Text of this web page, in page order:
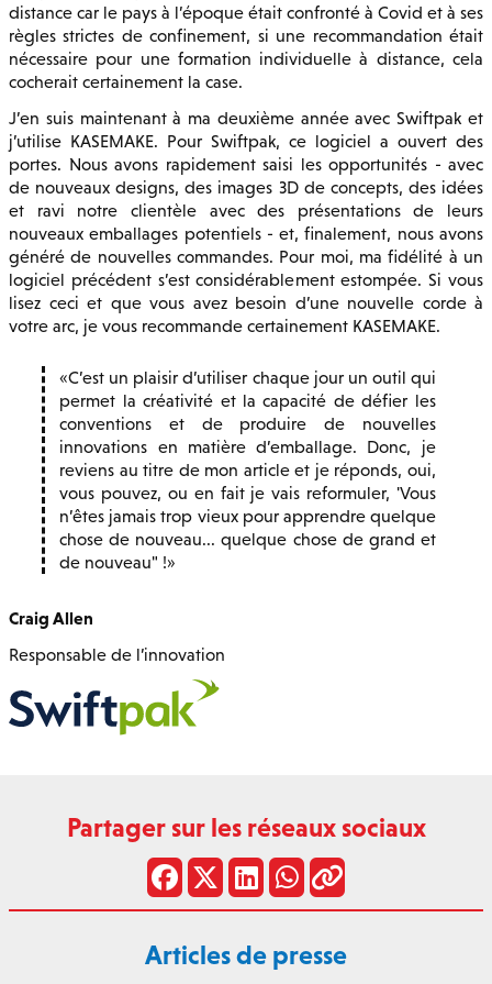
distance car le pays à l’époque était confronté à Covid et à ses
règles strictes de confinement, si une recommandation était
nécessaire pour une formation individuelle à distance, cela
cocherait certainement la case.
J’en suis maintenant à ma deuxième année avec Swiftpak et
j’utilise KASEMAKE. Pour Swiftpak, ce logiciel a ouvert des
portes. Nous avons rapidement saisi les opportunités - avec
de nouveaux designs, des images 3D de concepts, des idées
et ravi notre clientèle avec des présentations de leurs
nouveaux emballages potentiels - et, finalement, nous avons
généré de nouvelles commandes. Pour moi, ma fidélité à un
logiciel précédent s’est considérablement estompée. Si vous
lisez ceci et que vous avez besoin d’une nouvelle corde à
votre arc, je vous recommande certainement KASEMAKE.
C’est un plaisir d’utiliser chaque jour un outil qui
permet la créativité et la capacité de défier les
conventions et de produire de nouvelles
innovations en matière d’emballage. Donc, je
reviens au titre de mon article et je réponds, oui,
vous pouvez, ou en fait je vais reformuler, 'Vous
n’êtes jamais trop vieux pour apprendre quelque
chose de nouveau... quelque chose de grand et
de nouveau" !
Craig Allen
Responsable de l’innovation
Partager sur les réseaux sociaux
Articles de presse